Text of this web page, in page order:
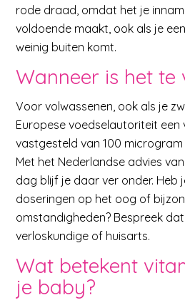
rode draad, omdat het je
voldoende maakt, ook als je
weinig buiten komt.
Wanneer is het te
Voor volwassenen, ook als je
Europese voedselautoriteit een
vastgesteld van 100
Met het Nederlandse advies
dag blijf je daar ver onder. Heb
doseringen op het oog of
omstandigheden? Bespreek
verloskundige of huisarts.
Wat betekent
je baby?